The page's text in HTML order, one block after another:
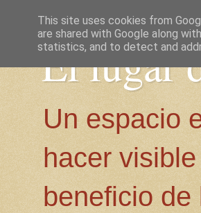
El lugar
Un espacio
hacer
beneficio
This site uses cookies from
are shared with Google along
statistics, and to detect and